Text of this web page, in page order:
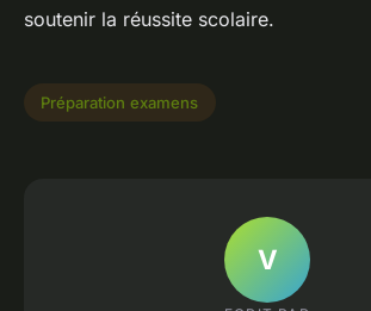
soutenir la réussite scolaire.
Préparation examens
V